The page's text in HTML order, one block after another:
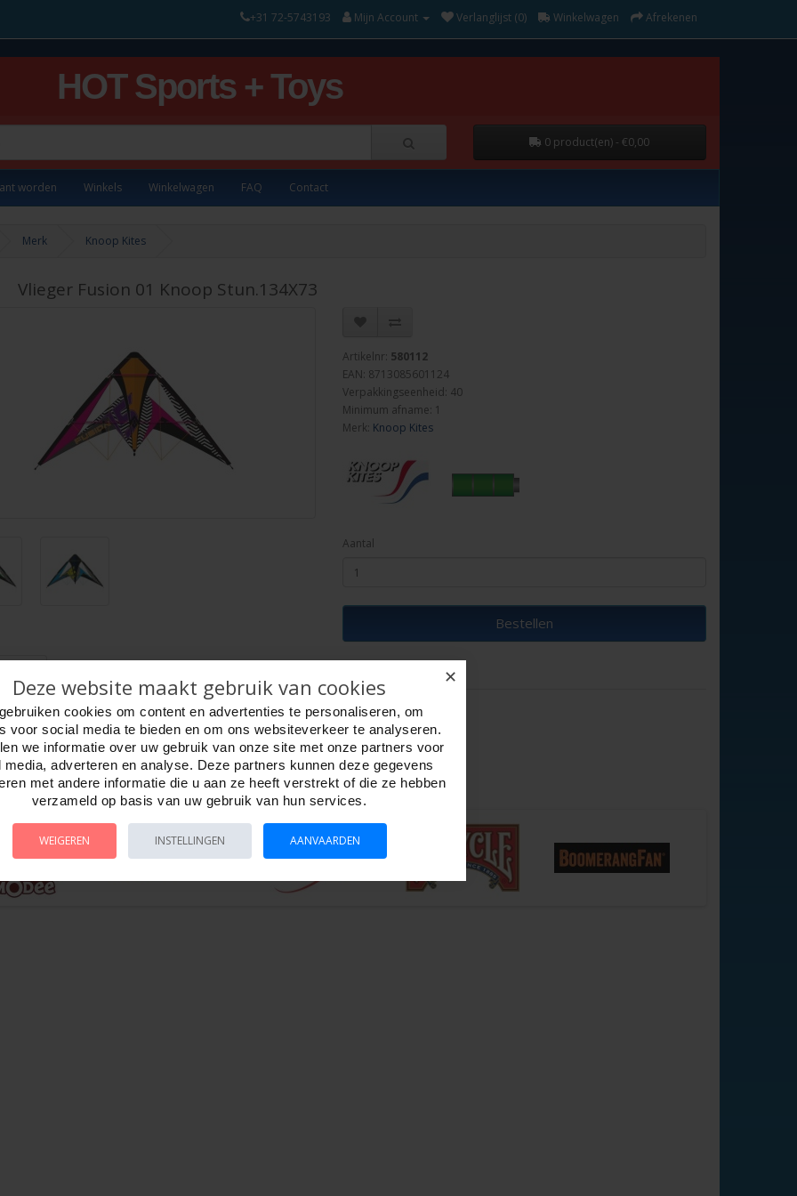
+31 72-5743193 Mijn Account Verlanglijst (0) Winkelwagen Afrekenen
HOT Sports + Toys
0 product(en) - €0,00
worden Winkels Winkelwagen FAQ Contact
Merk Knoop Kites
Vlieger Fusion 01 Knoop Stun.134X73
Artikelnr: 580112
EAN: 8713085601124
Verpakkingseenheid: 40
Minimum afname: 1
Merk: Knoop Kites
Aantal
Bestellen
01/ FUSION.
met twee lijnen op ringen.
stokken. Afmeting 134 x 73 cm.
luxe nylon tas.
✕
Deze website maakt gebruik van cookies
cookies om content en advertenties te personaliseren, om
voor social media te bieden en om ons websiteverkeer te analyseren.
we informatie over uw gebruik van onze site met onze partners voor
media, adverteren en analyse. Deze partners kunnen deze gegevens
met andere informatie die u aan ze heeft verstrekt of die ze hebben
verzameld op basis van uw gebruik van hun services.
WEIGEREN INSTELLINGEN AANVAARDEN